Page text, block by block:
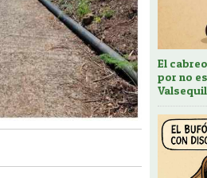
El
por no